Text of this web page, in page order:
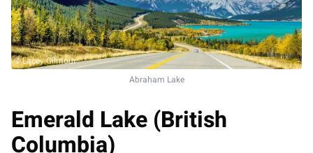
© Lacey Gilmour
Abraham Lake
Emerald Lake (British
Columbia)